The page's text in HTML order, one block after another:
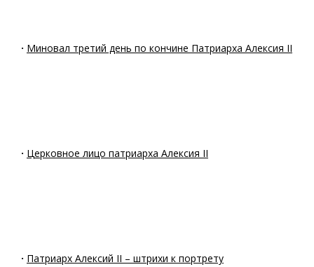
· Миновал третий день по кончине Патриарха Алексия II
· Церковное лицо патриарха Алексия II
· Патриарх Алексий II – штрихи к портрету